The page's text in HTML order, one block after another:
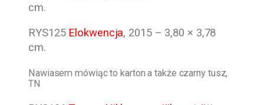
cm.
RYS125 Elokwencja, 2015 – 3,80 × 3,78
cm.
Nawiasem mówiąc to karton a także czarny tusz,
TN